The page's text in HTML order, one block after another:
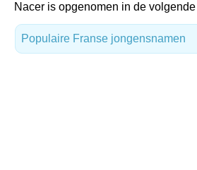
Nacer is opgenomen in de
Populaire Franse jongensnamen